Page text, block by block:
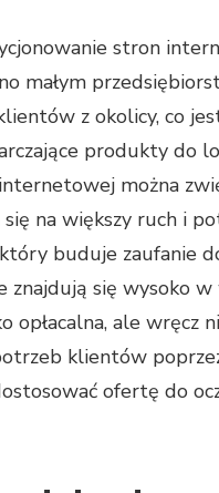
stron
małym
z okolicy, co
produkty do
można
się na większy ruch i
buduje zaufanie
się wysoko
opłacalna, ale wręcz
klientów
ofertę do